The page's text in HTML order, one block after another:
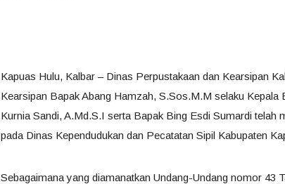
Kapuas Hulu, Kalbar – Dinas Perpustakaan dan Kearsipan
Kearsipan Bapak Abang Hamzah, S.Sos.M.M selaku Kepala
Kurnia Sandi, A.Md.S.I serta Bapak Bing Esdi Sumardi telah
pada Dinas Kependudukan dan Pecatatan Sipil Kabupaten
Sebagaimana yang diamanatkan Undang-Undang nomor 43